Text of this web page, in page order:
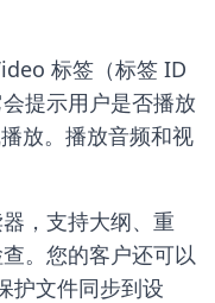
标签（标签 ID
提示用户是否播放
放。播放音频和视
，支持大纲、重
。您的客户还可以
护文件同步到设